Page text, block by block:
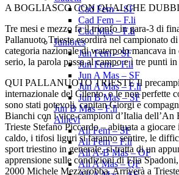
Cad Fem – SF
Cad Fem – F.li
Cad Mas – F.li
Juniores
Jun Fem – SF
Jun Fem – F.li
Jun A Mas – SF
Jun A Mas – F.li
Jun B Mas – SF
Jun B Mas – F.li
Allievi
All Fem – SF
All Fem – F.li
All A-B Mas – OF
All A Mas – QF
A BOGLIASCO CON QUALCHE
Tre mesi e mezzo fa il trionfo in gara-3 di
Pallanuoto Trieste esordirà nel campionato
categoria nazionale di waterpolo mancava
serio, la parola passa al campo e i tre punti
QUI PALLANUOTO TRIESTE Il
internazionale del Cilento, o le non perfette
sono stati notevoli, capitan Giorgi e
Bianchi con i vice-campioni d’Italia dell’An
Trieste Stefano Piccardo – abituata a
caldo, i tifosi liguri si faranno sentire, le
sport triestino in generale, si tratta di un
apprensione sulle condizioni di Elia
2000 Michele Mezzarobba. Arriverà a